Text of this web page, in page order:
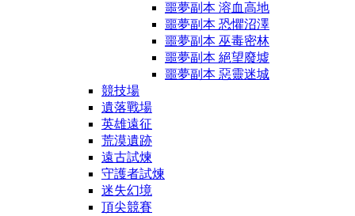
噩夢副本 溶血高地
噩夢副本 恐懼沼澤
噩夢副本 巫毒密林
噩夢副本 絕望廢墟
噩夢副本 惡靈迷城
競技場
遺落戰場
英雄遠征
荒漠遺跡
遠古試煉
守護者試煉
迷失幻境
頂尖競賽